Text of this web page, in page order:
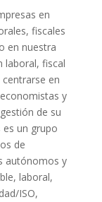
en
fiscales
en nuestra
laboral, fiscal
en
y
de su
es un grupo
de
autónomos y
laboral,
ISO,